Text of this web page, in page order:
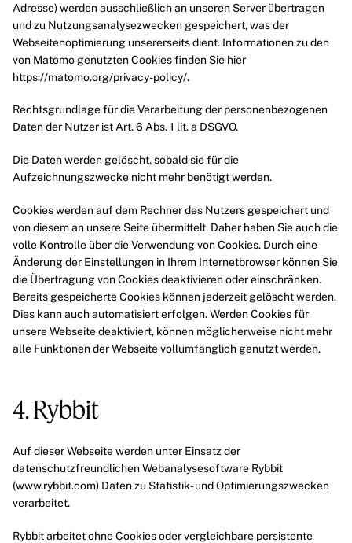
Adresse) werden ausschließlich an unseren Server übertragen
und zu Nutzungsanalysezwecken gespeichert, was der
Webseitenoptimierung unsererseits dient. Informationen zu den
von Matomo genutzten Cookies finden Sie hier
https://matomo.org/privacy-policy/.
Rechtsgrundlage für die Verarbeitung der personenbezogenen
Daten der Nutzer ist Art. 6 Abs. 1 lit. a DSGVO.
Die Daten werden gelöscht, sobald sie für die
Aufzeichnungszwecke nicht mehr benötigt werden.
Cookies werden auf dem Rechner des Nutzers gespeichert und
von diesem an unsere Seite übermittelt. Daher haben Sie auch die
volle Kontrolle über die Verwendung von Cookies. Durch eine
Änderung der Einstellungen in Ihrem Internetbrowser können Sie
die Übertragung von Cookies deaktivieren oder einschränken.
Bereits gespeicherte Cookies können jederzeit gelöscht werden.
Dies kann auch automatisiert erfolgen. Werden Cookies für
unsere Webseite deaktiviert, können möglicherweise nicht mehr
alle Funktionen der Webseite vollumfänglich genutzt werden.
4. Rybbit
Auf dieser Webseite werden unter Einsatz der
datenschutzfreundlichen Webanalysesoftware Rybbit
(www.rybbit.com) Daten zu Statistik- und Optimierungszwecken
verarbeitet.
Rybbit arbeitet ohne Cookies oder vergleichbare persistente